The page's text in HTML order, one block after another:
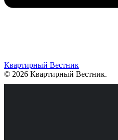
Квартирный Вестник
© 2026 Квартирный Вестник.